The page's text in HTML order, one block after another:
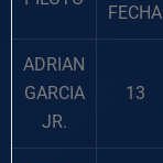
FECHA
ADRIAN
GARCIA
JR.
13